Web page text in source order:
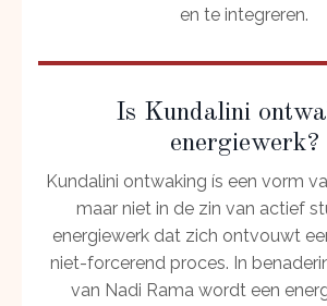
en te integreren.
Is Kundalini
energiewerk?
Kundalini ontwaking ís een vorm
maar niet in de zin van actief
energiewerk dat zich ontvouwt
niet-forcerend proces. In
van Nadi Rama wordt een